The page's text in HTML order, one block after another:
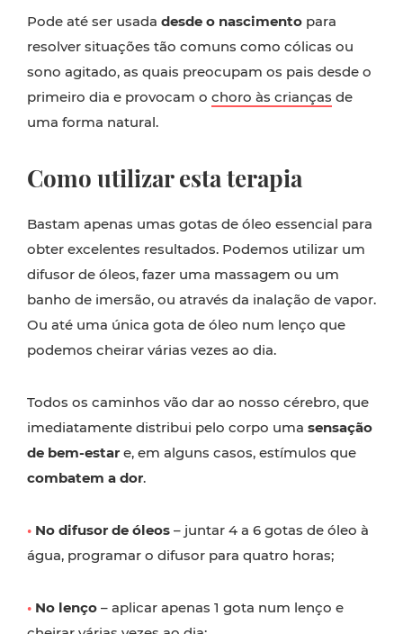
Pode até ser usada desde o nascimento para
resolver situações tão comuns como cólicas ou
sono agitado, as quais preocupam os pais desde o
primeiro dia e provocam o choro às crianças de
uma forma natural.
Como utilizar esta terapia
Bastam apenas umas gotas de óleo essencial para
obter excelentes resultados. Podemos utilizar um
difusor de óleos, fazer uma massagem ou um
banho de imersão, ou através da inalação de vapor.
Ou até uma única gota de óleo num lenço que
podemos cheirar várias vezes ao dia.
Todos os caminhos vão dar ao nosso cérebro, que
imediatamente distribui pelo corpo uma sensação
de bem-estar e, em alguns casos, estímulos que
combatem a dor.
• No difusor de óleos – juntar 4 a 6 gotas de óleo à
água, programar o difusor para quatro horas;
• No lenço – aplicar apenas 1 gota num lenço e